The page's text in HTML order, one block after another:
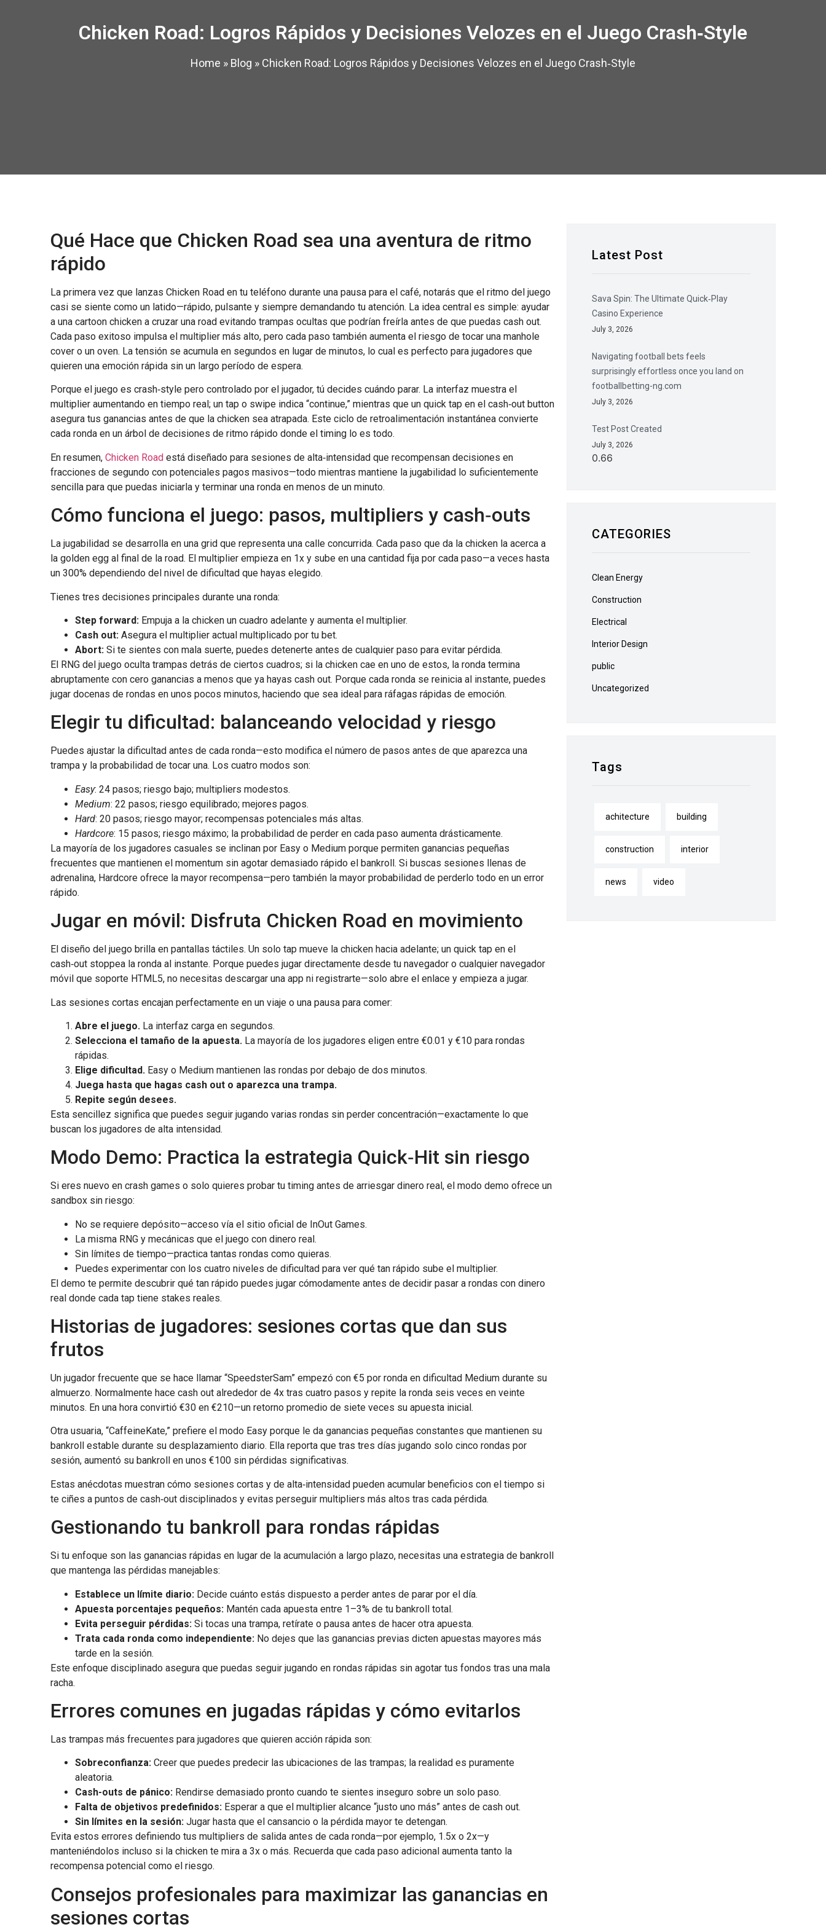
Chicken Road: Logros Rápidos y Decisiones Velozes en el Juego Crash‑Style
Home » Blog » Chicken Road: Logros Rápidos y Decisiones Velozes en el Juego Crash‑Style
Qué Hace que Chicken Road sea una aventura de ritmo
rápido
La primera vez que lanzas Chicken Road en tu teléfono durante una pausa para el café, notarás que el ritmo del juego
casi se siente como un latido—rápido, pulsante y siempre demandando tu atención. La idea central es simple: ayudar
a una cartoon chicken a cruzar una road evitando trampas ocultas que podrían freírla antes de que puedas cash out.
Cada paso exitoso impulsa el multiplier más alto, pero cada paso también aumenta el riesgo de tocar una manhole
cover o un oven. La tensión se acumula en segundos en lugar de minutos, lo cual es perfecto para jugadores que
quieren una emoción rápida sin un largo período de espera.
Porque el juego es crash‑style pero controlado por el jugador, tú decides cuándo parar. La interfaz muestra el
multiplier aumentando en tiempo real; un tap o swipe indica “continue,” mientras que un quick tap en el cash‑out button
asegura tus ganancias antes de que la chicken sea atrapada. Este ciclo de retroalimentación instantánea convierte
cada ronda en un árbol de decisiones de ritmo rápido donde el timing lo es todo.
En resumen, Chicken Road está diseñado para sesiones de alta‑intensidad que recompensan decisiones en
fracciones de segundo con potenciales pagos masivos—todo mientras mantiene la jugabilidad lo suficientemente
sencilla para que puedas iniciarla y terminar una ronda en menos de un minuto.
Cómo funciona el juego: pasos, multipliers y cash‑outs
La jugabilidad se desarrolla en una grid que representa una calle concurrida. Cada paso que da la chicken la acerca a
la golden egg al final de la road. El multiplier empieza en 1x y sube en una cantidad fija por cada paso—a veces hasta
un 300% dependiendo del nivel de dificultad que hayas elegido.
Tienes tres decisiones principales durante una ronda:
Step forward: Empuja a la chicken un cuadro adelante y aumenta el multiplier.
Cash out: Asegura el multiplier actual multiplicado por tu bet.
Abort: Si te sientes con mala suerte, puedes detenerte antes de cualquier paso para evitar pérdida.
El RNG del juego oculta trampas detrás de ciertos cuadros; si la chicken cae en uno de estos, la ronda termina
abruptamente con cero ganancias a menos que ya hayas cash out. Porque cada ronda se reinicia al instante, puedes
jugar docenas de rondas en unos pocos minutos, haciendo que sea ideal para ráfagas rápidas de emoción.
Elegir tu dificultad: balanceando velocidad y riesgo
Puedes ajustar la dificultad antes de cada ronda—esto modifica el número de pasos antes de que aparezca una
trampa y la probabilidad de tocar una. Los cuatro modos son:
Easy: 24 pasos; riesgo bajo; multipliers modestos.
Medium: 22 pasos; riesgo equilibrado; mejores pagos.
Hard: 20 pasos; riesgo mayor; recompensas potenciales más altas.
Hardcore: 15 pasos; riesgo máximo; la probabilidad de perder en cada paso aumenta drásticamente.
La mayoría de los jugadores casuales se inclinan por Easy o Medium porque permiten ganancias pequeñas
frecuentes que mantienen el momentum sin agotar demasiado rápido el bankroll. Si buscas sesiones llenas de
adrenalina, Hardcore ofrece la mayor recompensa—pero también la mayor probabilidad de perderlo todo en un error
rápido.
Jugar en móvil: Disfruta Chicken Road en movimiento
El diseño del juego brilla en pantallas táctiles. Un solo tap mueve la chicken hacia adelante; un quick tap en el
cash‑out stoppea la ronda al instante. Porque puedes jugar directamente desde tu navegador o cualquier navegador
móvil que soporte HTML5, no necesitas descargar una app ni registrarte—solo abre el enlace y empieza a jugar.
Las sesiones cortas encajan perfectamente en un viaje o una pausa para comer:
Abre el juego. La interfaz carga en segundos.
Selecciona el tamaño de la apuesta. La mayoría de los jugadores eligen entre €0.01 y €10 para rondas
rápidas.
Elige dificultad. Easy o Medium mantienen las rondas por debajo de dos minutos.
Juega hasta que hagas cash out o aparezca una trampa.
Repite según desees.
Esta sencillez significa que puedes seguir jugando varias rondas sin perder concentración—exactamente lo que
buscan los jugadores de alta intensidad.
Modo Demo: Practica la estrategia Quick‑Hit sin riesgo
Si eres nuevo en crash games o solo quieres probar tu timing antes de arriesgar dinero real, el modo demo ofrece un
sandbox sin riesgo:
No se requiere depósito—acceso vía el sitio oficial de InOut Games.
La misma RNG y mecánicas que el juego con dinero real.
Sin límites de tiempo—practica tantas rondas como quieras.
Puedes experimentar con los cuatro niveles de dificultad para ver qué tan rápido sube el multiplier.
El demo te permite descubrir qué tan rápido puedes jugar cómodamente antes de decidir pasar a rondas con dinero
real donde cada tap tiene stakes reales.
Historias de jugadores: sesiones cortas que dan sus
frutos
Un jugador frecuente que se hace llamar “SpeedsterSam” empezó con €5 por ronda en dificultad Medium durante su
almuerzo. Normalmente hace cash out alrededor de 4x tras cuatro pasos y repite la ronda seis veces en veinte
minutos. En una hora convirtió €30 en €210—un retorno promedio de siete veces su apuesta inicial.
Otra usuaria, “CaffeineKate,” prefiere el modo Easy porque le da ganancias pequeñas constantes que mantienen su
bankroll estable durante su desplazamiento diario. Ella reporta que tras tres días jugando solo cinco rondas por
sesión, aumentó su bankroll en unos €100 sin pérdidas significativas.
Estas anécdotas muestran cómo sesiones cortas y de alta‑intensidad pueden acumular beneficios con el tiempo si
te ciñes a puntos de cash‑out disciplinados y evitas perseguir multipliers más altos tras cada pérdida.
Gestionando tu bankroll para rondas rápidas
Si tu enfoque son las ganancias rápidas en lugar de la acumulación a largo plazo, necesitas una estrategia de bankroll
que mantenga las pérdidas manejables:
Establece un límite diario: Decide cuánto estás dispuesto a perder antes de parar por el día.
Apuesta porcentajes pequeños: Mantén cada apuesta entre 1–3% de tu bankroll total.
Evita perseguir pérdidas: Si tocas una trampa, retírate o pausa antes de hacer otra apuesta.
Trata cada ronda como independiente: No dejes que las ganancias previas dicten apuestas mayores más
tarde en la sesión.
Este enfoque disciplinado asegura que puedas seguir jugando en rondas rápidas sin agotar tus fondos tras una mala
racha.
Errores comunes en jugadas rápidas y cómo evitarlos
Las trampas más frecuentes para jugadores que quieren acción rápida son:
Sobreconfianza: Creer que puedes predecir las ubicaciones de las trampas; la realidad es puramente
aleatoria.
Cash-outs de pánico: Rendirse demasiado pronto cuando te sientes inseguro sobre un solo paso.
Falta de objetivos predefinidos: Esperar a que el multiplier alcance “justo uno más” antes de cash out.
Sin límites en la sesión: Jugar hasta que el cansancio o la pérdida mayor te detengan.
Evita estos errores definiendo tus multipliers de salida antes de cada ronda—por ejemplo, 1.5x o 2x—y
manteniéndolos incluso si la chicken te mira a 3x o más. Recuerda que cada paso adicional aumenta tanto la
recompensa potencial como el riesgo.
Consejos profesionales para maximizar las ganancias en
sesiones cortas
Latest Post
Sava Spin: The Ultimate Quick‑Play
Casino Experience
July 3, 2026
Navigating football bets feels
surprisingly effortless once you land on
footballbetting-ng.com
July 3, 2026
Test Post Created
July 3, 2026
CATEGORIES
Clean Energy
Construction
Electrical
Interior Design
public
Uncategorized
Tags
achitecture building
construction interior
news video